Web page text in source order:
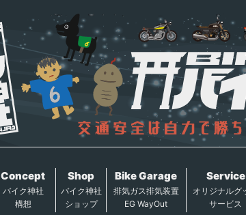
Concept
バイク神社
構想
Shop
バイク神社
ショップ
Bike Garage
排気ガス排気装置
EG WayOut
Service
オリジナルグ
サービス